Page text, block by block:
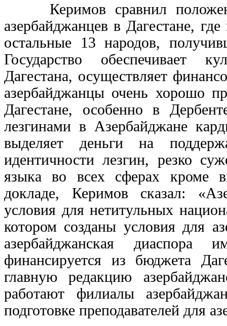
Керимов сравнил
азербайджанцев в Дагестане,
остальные 13 народов,
Государство обеспечивает
Дагестана, осуществляет
азербайджанцы очень хорошо
Дагестане, особенно в
лезгинами в Азербайджане
выделяет деньги на
идентичности лезгин, резко
языка во всех сферах кроме
докладе, Керимов сказал:
условия для нетитульных
котором созданы условия для
азербайджанская диаспора
финансируется из бюджета
главную редакцию
работают филиалы
подготовке преподавателей для